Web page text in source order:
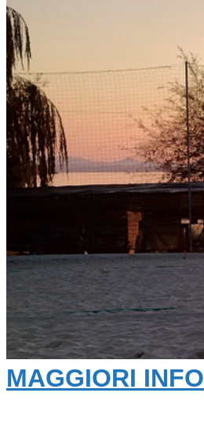
MAGGIORI INFO